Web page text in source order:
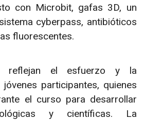
con Microbit, gafas 3D, un
cyberpass, antibióticos
fluorescentes.
reflejan el esfuerzo y la
participantes, quienes
el curso para desarrollar
y científicas. La